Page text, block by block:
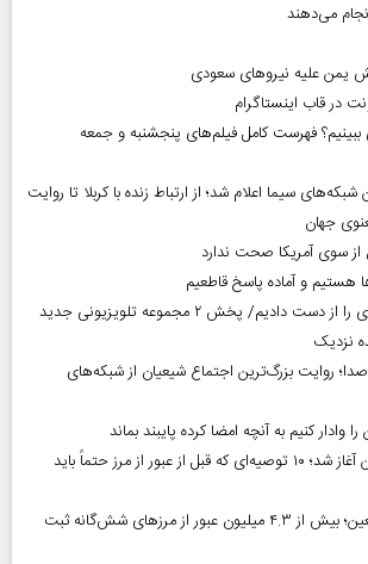
می‌دهند
یمن علیه نیروهای سعودی
در قاب اینستاگرام
فهرست کامل فیلم‌های پنجشنبه و جمعه
شبکه‌های سیما اعلام شد؛ از ارتباط زنده با کربلا تا روایت
جهان
از سوی آمریکا صحت ندارد
و آماده پاسخ قاطعیم
هنرمند منحصر‌به‌فردی را از دست دادیم/ پخش ۲ مجموعه تلویزیونی جدید
نزدیک
در قاب صدا؛ روایت بزرگ‌ترین اجتماع شیعیان از شبکه‌های
وادار کنیم به آنچه امضا کرده پایبند بماند
بازگشت زائران اربعین آغاز شد؛ ۱۰ توصیه‌ای که قبل از عبور از مرز حتماً باید
رکورد تردد زائران اربعین؛ بیش از ۴.۳ میلیون عبور از مرزهای شش‌گانه ثبت